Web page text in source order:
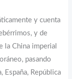
y cuenta
y de
la China imperial
pasando
España, República